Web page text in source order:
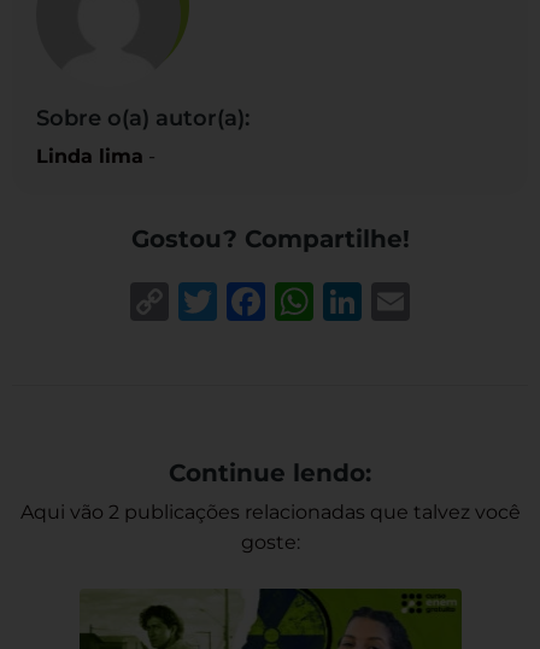
Sobre o(a) autor(a):
Linda lima -
Gostou? Compartilhe!
CopyTwitter
Facebook
WhatsApp
LinkedIn
Continue lendo:
Aqui vão 2 publicações relacionadas que talvez você
goste: